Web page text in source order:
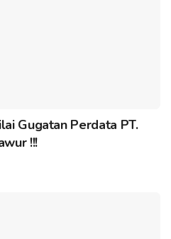
Gugatan Perdata PT.
!!!